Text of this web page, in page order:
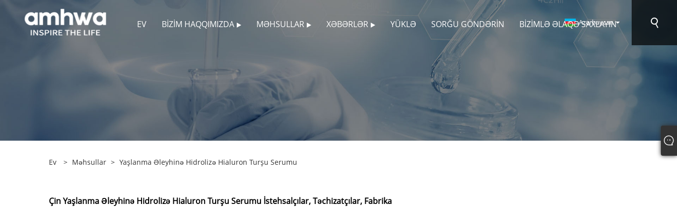
EV BIZIM HAQQIMIZDA MƏHSULLAR XƏBƏRLƏR YÜKLƏ SORĞU GÖNDƏRIN BIZIMLƏ ƏLAQƏ SAXLAYIN
Azərbaycan
Ev > Məhsullar > Yaşlanma Əleyhinə Hidrolizə Hialuron Turşu Serumu
Çin Yaşlanma Əleyhinə Hidrolizə Hialuron Turşu Serumu İstehsalçılar, Təchizatçılar, Fabrika